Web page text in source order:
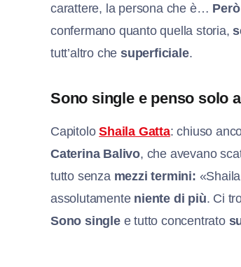
carattere, la persona che è…
confermano quanto quella storia,
tutt’altro chesuperficiale.
Sono single e penso solo
CapitoloShaila Gatta: chiuso
Caterina Balivo, che avevano
tutto senza mezzi termini:
assolutamente niente di più. Ci
Sono singlee tutto concentrato